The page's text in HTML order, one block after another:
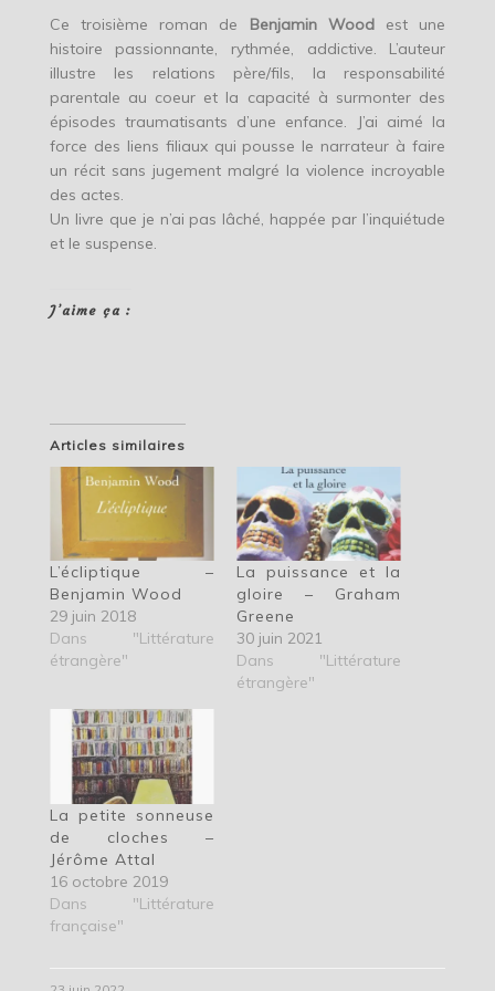
Ce troisième roman de Benjamin Woodest une
histoire passionnante, rythmée, addictive. L’auteur
illustre les relations père/fils, la responsabilité
parentale au coeur et la capacité à surmonter des
épisodes traumatisants d’une enfance. J’ai aimé la
force des liens filiaux qui pousse le narrateur à faire
un récit sans jugement malgré la violence incroyable
des actes.
Un livre que je n’ai pas lâché, happée par l’inquiétude
et le suspense.
J’aime ça :
Articles similaires
L’écliptique –
Benjamin Wood
29 juin 2018
Dans "Littérature
étrangère"
La puissance et la
gloire – Graham
Greene
30 juin 2021
Dans "Littérature
étrangère"
La petite sonneuse
de cloches –
Jérôme Attal
16 octobre 2019
Dans "Littérature
française"